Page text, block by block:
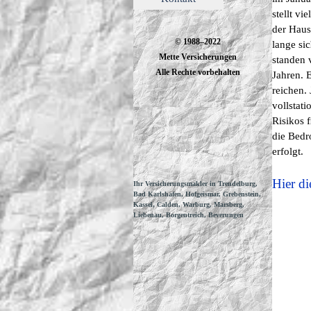
© 1988–2022
Mette Versicherungen
Alle Rechte vorbehalten
Ihr Versicherungsmakler in Trendelburg,
Bad Karlshafen, Hofgeismar, Grebenstein,
Kassel, Calden, Warburg, Marsberg,
Liebenau, Borgentreich, Beverungen
stellt
der
lange
standen
Jahren.
reichen.
Risikos
die
erfolgt.
Hier